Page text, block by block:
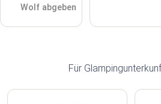
Wolf abgeben
Für